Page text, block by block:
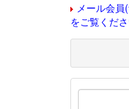
メール会員
をご覧くださ